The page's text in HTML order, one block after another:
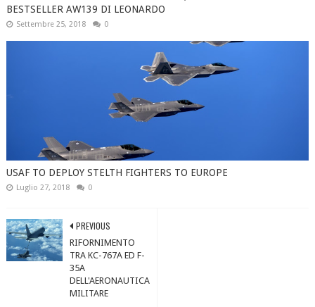
BESTSELLER AW139 DI LEONARDO
Settembre 25, 2018 0
USAF TO DEPLOY STELTH FIGHTERS TO EUROPE
Luglio 27, 2018 0
PREVIOUS
RIFORNIMENTO
TRA KC-767A ED F-
35A
DELL'AERONAUTICA
MILITARE